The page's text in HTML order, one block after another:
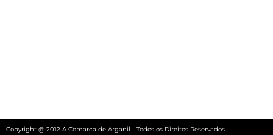
Copyright @ 2012 A Comarca de Arganil - Todos os Direitos Reservados